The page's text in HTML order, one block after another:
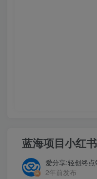
蓝海项目小红
爱分享:轻创终点
2年前发布